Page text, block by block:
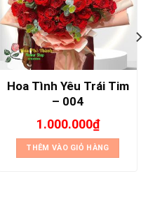
Hoa Tình Yêu Trái Tim
– 004
1.000.000₫
THÊM VÀO GIỎ HÀNG